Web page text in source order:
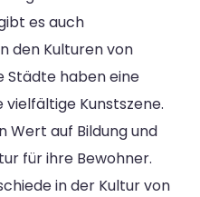
es auch
den Kulturen von
Städte haben eine
Kunstszene.
Wert auf Bildung und
für ihre Bewohner.
in der Kultur von